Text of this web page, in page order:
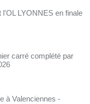
LYONNES en finale
carré complété par
à Valenciennes -